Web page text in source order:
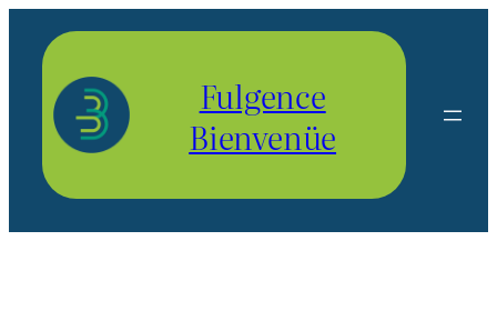
contenu
Fulgence
Bienvenüe